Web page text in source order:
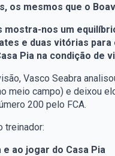
os mesmos que o
nos um
e duas vitórias
Pia na condição de
Vasco Seabra
meio campo) e deixou
200 pelo FCA.
treinador:
ao jogar do Casa Pia